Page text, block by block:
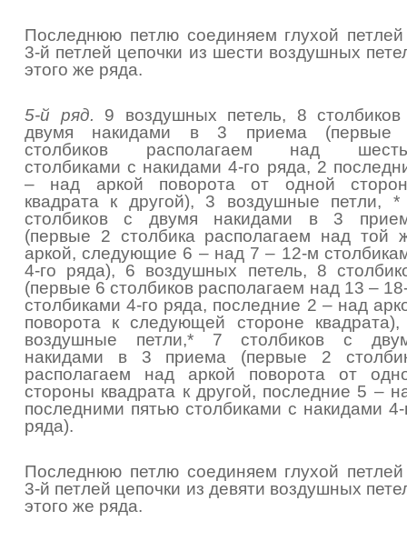
Последнюю петлю соединяем глухой
3-й петлей цепочки из шести воздушных
этого же ряда.
5-й ряд. 9 воздушных петель, 8
двумя накидами в 3 приема (первые
столбиков располагаем над
столбиками с накидами 4-го ряда, 2
– над аркой поворота от одной
квадрата к другой), 3 воздушные петли,
столбиков с двумя накидами в 3
(первые 2 столбика располагаем над той
аркой, следующие 6 – над 7 – 12-м
4-го ряда), 6 воздушных петель, 8
(первые 6 столбиков располагаем над 13 –
столбиками 4-го ряда, последние 2 – над
поворота к следующей стороне
воздушные петли,* 7 столбиков с
накидами в 3 приема (первые 2
располагаем над аркой поворота от
стороны квадрата к другой, последние 5 –
последними пятью столбиками с накидами 4-
ряда).
Последнюю петлю соединяем глухой
3-й петлей цепочки из девяти воздушных
этого же ряда.